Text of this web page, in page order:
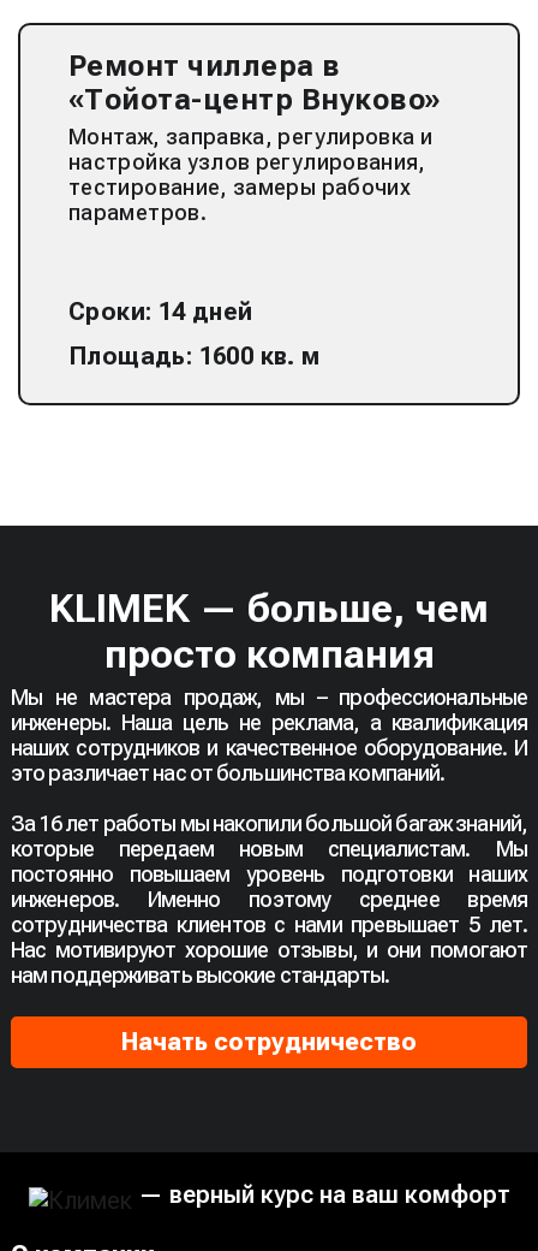
Ремонт чиллера в
«Тойота-центр Внуково»
Монтаж, заправка, регулировка и
настройка узлов регулирования,
тестирование, замеры рабочих
параметров.
Сроки: 14 дней
Площадь: 1600 кв. м
KLIMEK — больше, чем
просто компания
Мы не мастера продаж, мы – профессиональные
инженеры. Наша цель не реклама, а квалификация
наших сотрудников и качественное оборудование. И
это различает нас от большинства компаний.
За 16 лет работы мы накопили большой багаж знаний,
которые передаем новым специалистам. Мы
постоянно повышаем уровень подготовки наших
инженеров. Именно поэтому среднее время
сотрудничества клиентов с нами превышает 5 лет.
Нас мотивируют хорошие отзывы, и они помогают
нам поддерживать высокие стандарты.
Начать сотрудничество
— верный курс на ваш комфорт